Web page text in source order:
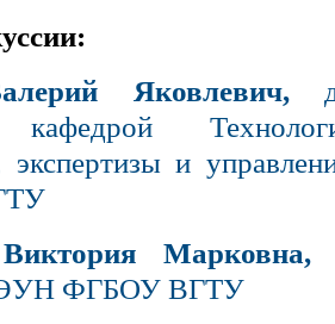
Яковлевич,
кафедрой
экспертизы и
Марковна,
ФГБОУ ВГТУ